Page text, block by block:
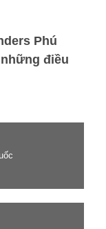
Phú
điều